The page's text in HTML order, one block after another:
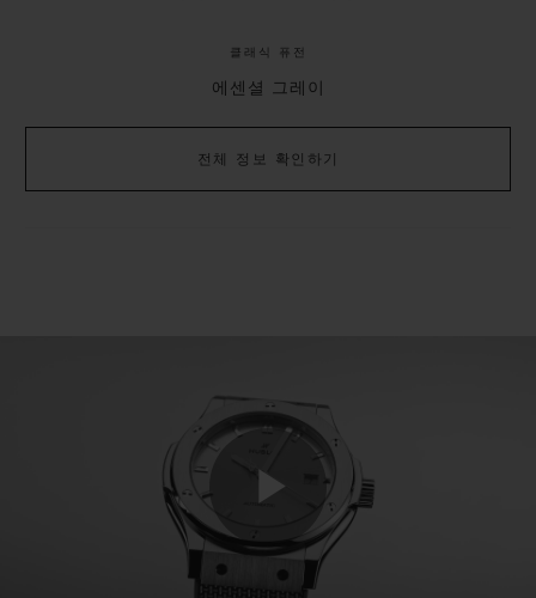
클래식 퓨전
에센셜 그레이
전체 정보 확인하기
42mm 클래식 퓨전 에센셜 그레이는 3.61mm 두
께의 HUB1110 칼리버로 구동되며, 이전 모델인
Play